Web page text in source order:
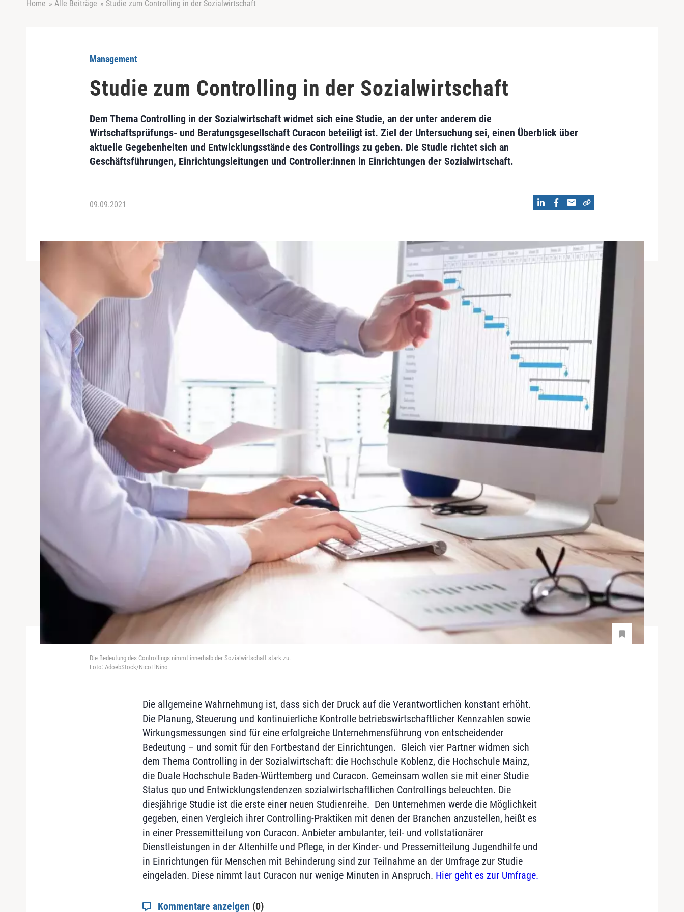
Home » Alle Beiträge » Studie zum Controlling in der Sozialwirtschaft
Management
Studie zum Controlling in der Sozialwirtschaft
Dem Thema Controlling in der Sozialwirtschaft widmet sich eine Studie, an der unter anderem die
Wirtschaftsprüfungs- und Beratungsgesellschaft Curacon beteiligt ist. Ziel der Untersuchung sei, einen Überblick über
aktuelle Gegebenheiten und Entwicklungsstände des Controllings zu geben. Die Studie richtet sich an
Geschäftsführungen, Einrichtungsleitungen und Controller:innen in Einrichtungen der Sozialwirtschaft.
09.09.2021
Die Bedeutung des Controllings nimmt innerhalb der Sozialwirtschaft stark zu.
Foto: AdoebStock/NicoElNino
Die allgemeine Wahrnehmung ist, dass sich der Druck auf die Verantwortlichen konstant erhöht.
Die Planung, Steuerung und kontinuierliche Kontrolle betriebswirtschaftlicher Kennzahlen sowie
Wirkungsmessungen sind für eine erfolgreiche Unternehmensführung von entscheidender
Bedeutung – und somit für den Fortbestand der Einrichtungen. Gleich vier Partner widmen sich
dem Thema Controlling in der Sozialwirtschaft: die Hochschule Koblenz, die Hochschule Mainz,
die Duale Hochschule Baden-Württemberg und Curacon. Gemeinsam wollen sie mit einer Studie
Status quo und Entwicklungstendenzen sozialwirtschaftlichen Controllings beleuchten. Die
diesjährige Studie ist die erste einer neuen Studienreihe. Den Unternehmen werde die Möglichkeit
gegeben, einen Vergleich ihrer Controlling-Praktiken mit denen der Branchen anzustellen, heißt es
in einer Pressemitteilung von Curacon. Anbieter ambulanter, teil- und vollstationärer
Dienstleistungen in der Altenhilfe und Pflege, in der Kinder- und Pressemitteilung Jugendhilfe und
in Einrichtungen für Menschen mit Behinderung sind zur Teilnahme an der Umfrage zur Studie
eingeladen. Diese nimmt laut Curacon nur wenige Minuten in Anspruch. Hier geht es zur Umfrage.
Kommentare anzeigen (0)